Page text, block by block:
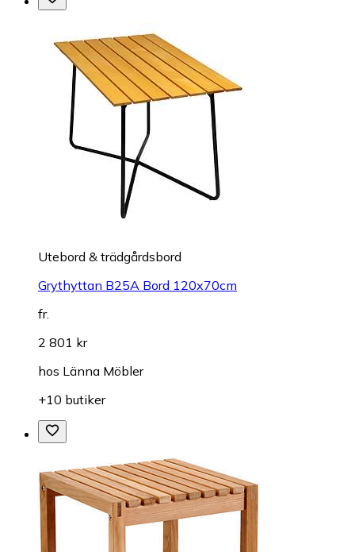
Utebord & trädgårdsbord
Grythyttan B25A Bord 120x70cm
fr.
2 801 kr
hos Länna Möbler
+10 butiker